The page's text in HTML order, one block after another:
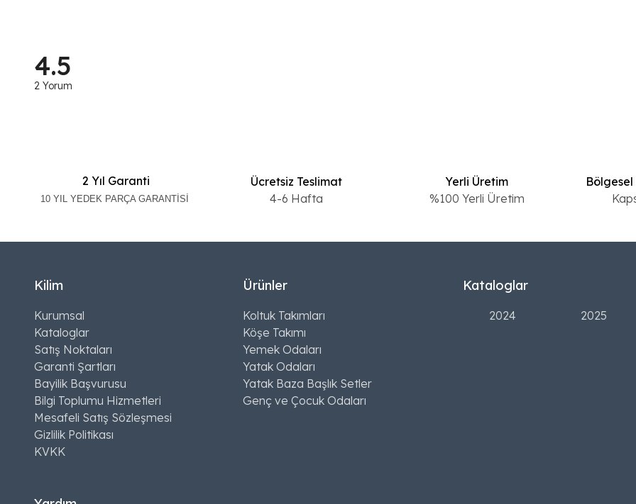
4.5
2 Yorum
2 Yıl Garanti
10 YIL YEDEK PARÇA GARANTİSİ
Ücretsiz Teslimat
4-6 Hafta
Yerli Üretim
%100 Yerli Üretim
Kilim
Kurumsal
Kataloglar
Satış Noktaları
Garanti Şartları
Bayilik Başvurusu
Bilgi Toplumu Hizmetleri
Mesafeli Satış Sözleşmesi
Gizlilik Politikası
KVKK
Ürünler
Koltuk Takımları
Köşe Takımı
Yemek Odaları
Yatak Odaları
Yatak Baza Başlık Setler
Genç ve Çocuk Odaları
Kataloglar
2024 2025